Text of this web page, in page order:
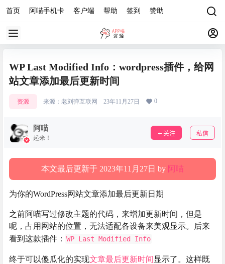
首页 阿喵手机卡 客户端 帮助 签到 赞助
WP Last Modified Info：wordpress插件，给网
站文章添加最后更新时间
资源 来源： 老刘弹互联网 23年11月27日 0
阿喵
起来！
关注 私信
本文最后更新于 2023年11月27日 by 阿喵
为你的WordPress网站文章添加最后更新日期
之前阿喵写过修改主题的代码，来增加更新时间，但是
呢，占用网站的位置，无法适配各设备来美观显示。后来
看到这款插件： WP Last Modified Info
终于可以傻瓜化的实现文章最后更新时间 显示了。这样既